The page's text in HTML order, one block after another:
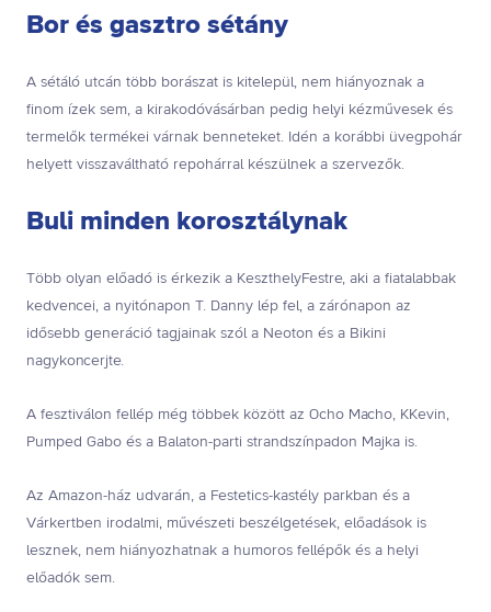
Bor és gasztro sétány
A sétáló utcán több borászat is kitelepül, nem hiányoznak a
finom ízek sem, a kirakodóvásárban pedig helyi kézművesek és
termelők termékei várnak benneteket. Idén a korábbi üvegpohár
helyett visszaváltható repohárral készülnek a szervezők.
Buli minden korosztálynak
Több olyan előadó is érkezik a KeszthelyFestre, aki a fiatalabbak
kedvencei, a nyitónapon T. Danny lép fel, a zárónapon az
idősebb generáció tagjainak szól a Neoton és a Bikini
nagykoncerjte.
A fesztiválon fellép még többek között az Ocho Macho, KKevin,
Pumped Gabo és a Balaton-parti strandszínpadon Majka is.
Az Amazon-ház udvarán, a Festetics-kastély parkban és a
Várkertben irodalmi, művészeti beszélgetések, előadások is
lesznek, nem hiányozhatnak a humoros fellépők és a helyi
előadók sem.